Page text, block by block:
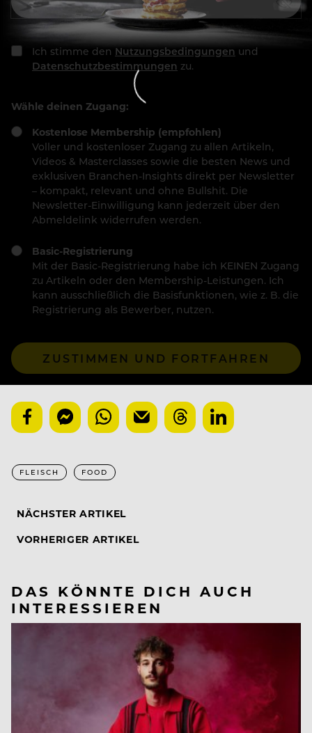
Ich stimme den Nutzungsbedingungen und
Datenschutzbestimmungen zu.
Wähle deinen Zugang:
Kostenlose Membership (empfohlen)
Voller und kostenloser Zugang zu allen Artikeln,
Videos & Masterclasses sowie die besten News und
exklusiven Branchen-Insights direkt per Newsletter
– kompakt, relevant und ohne Bullshit. Die
Newsletter-Einwilligung kann jederzeit über den
Abmeldelink widerrufen werden.
Basic-Registrierung
Mit der Basic-Registrierung habe ich KEINEN Zugang
zu Artikeln oder den Membership-Leistungen. Ich
kann ausschließlich die Basisfunktionen, wie z. B. die
Registrierung als Bewerber, nutzen.
ZUSTIMMEN UND FORTFAHREN
FLEISCH FOOD
NÄCHSTER ARTIKEL
VORHERIGER ARTIKEL
DAS KÖNNTE DICH AUCH
INTERESSIEREN